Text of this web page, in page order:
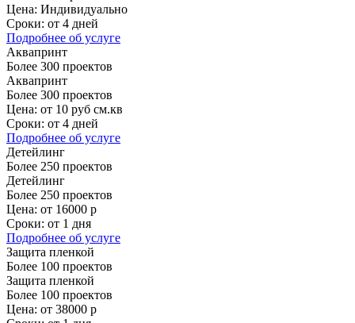
Цена: Индивидуально
Сроки: от 4 дней
Подробнее об услуге
Аквапринт
Более 300 проектов
Аквапринт
Более 300 проектов
Цена: от 10 руб см.кв
Сроки: от 4 дней
Подробнее об услуге
Детейлинг
Более 250 проектов
Детейлинг
Более 250 проектов
Цена: от 16000 р
Сроки: от 1 дня
Подробнее об услуге
Защита пленкой
Более 100 проектов
Защита пленкой
Более 100 проектов
Цена: от 38000 р